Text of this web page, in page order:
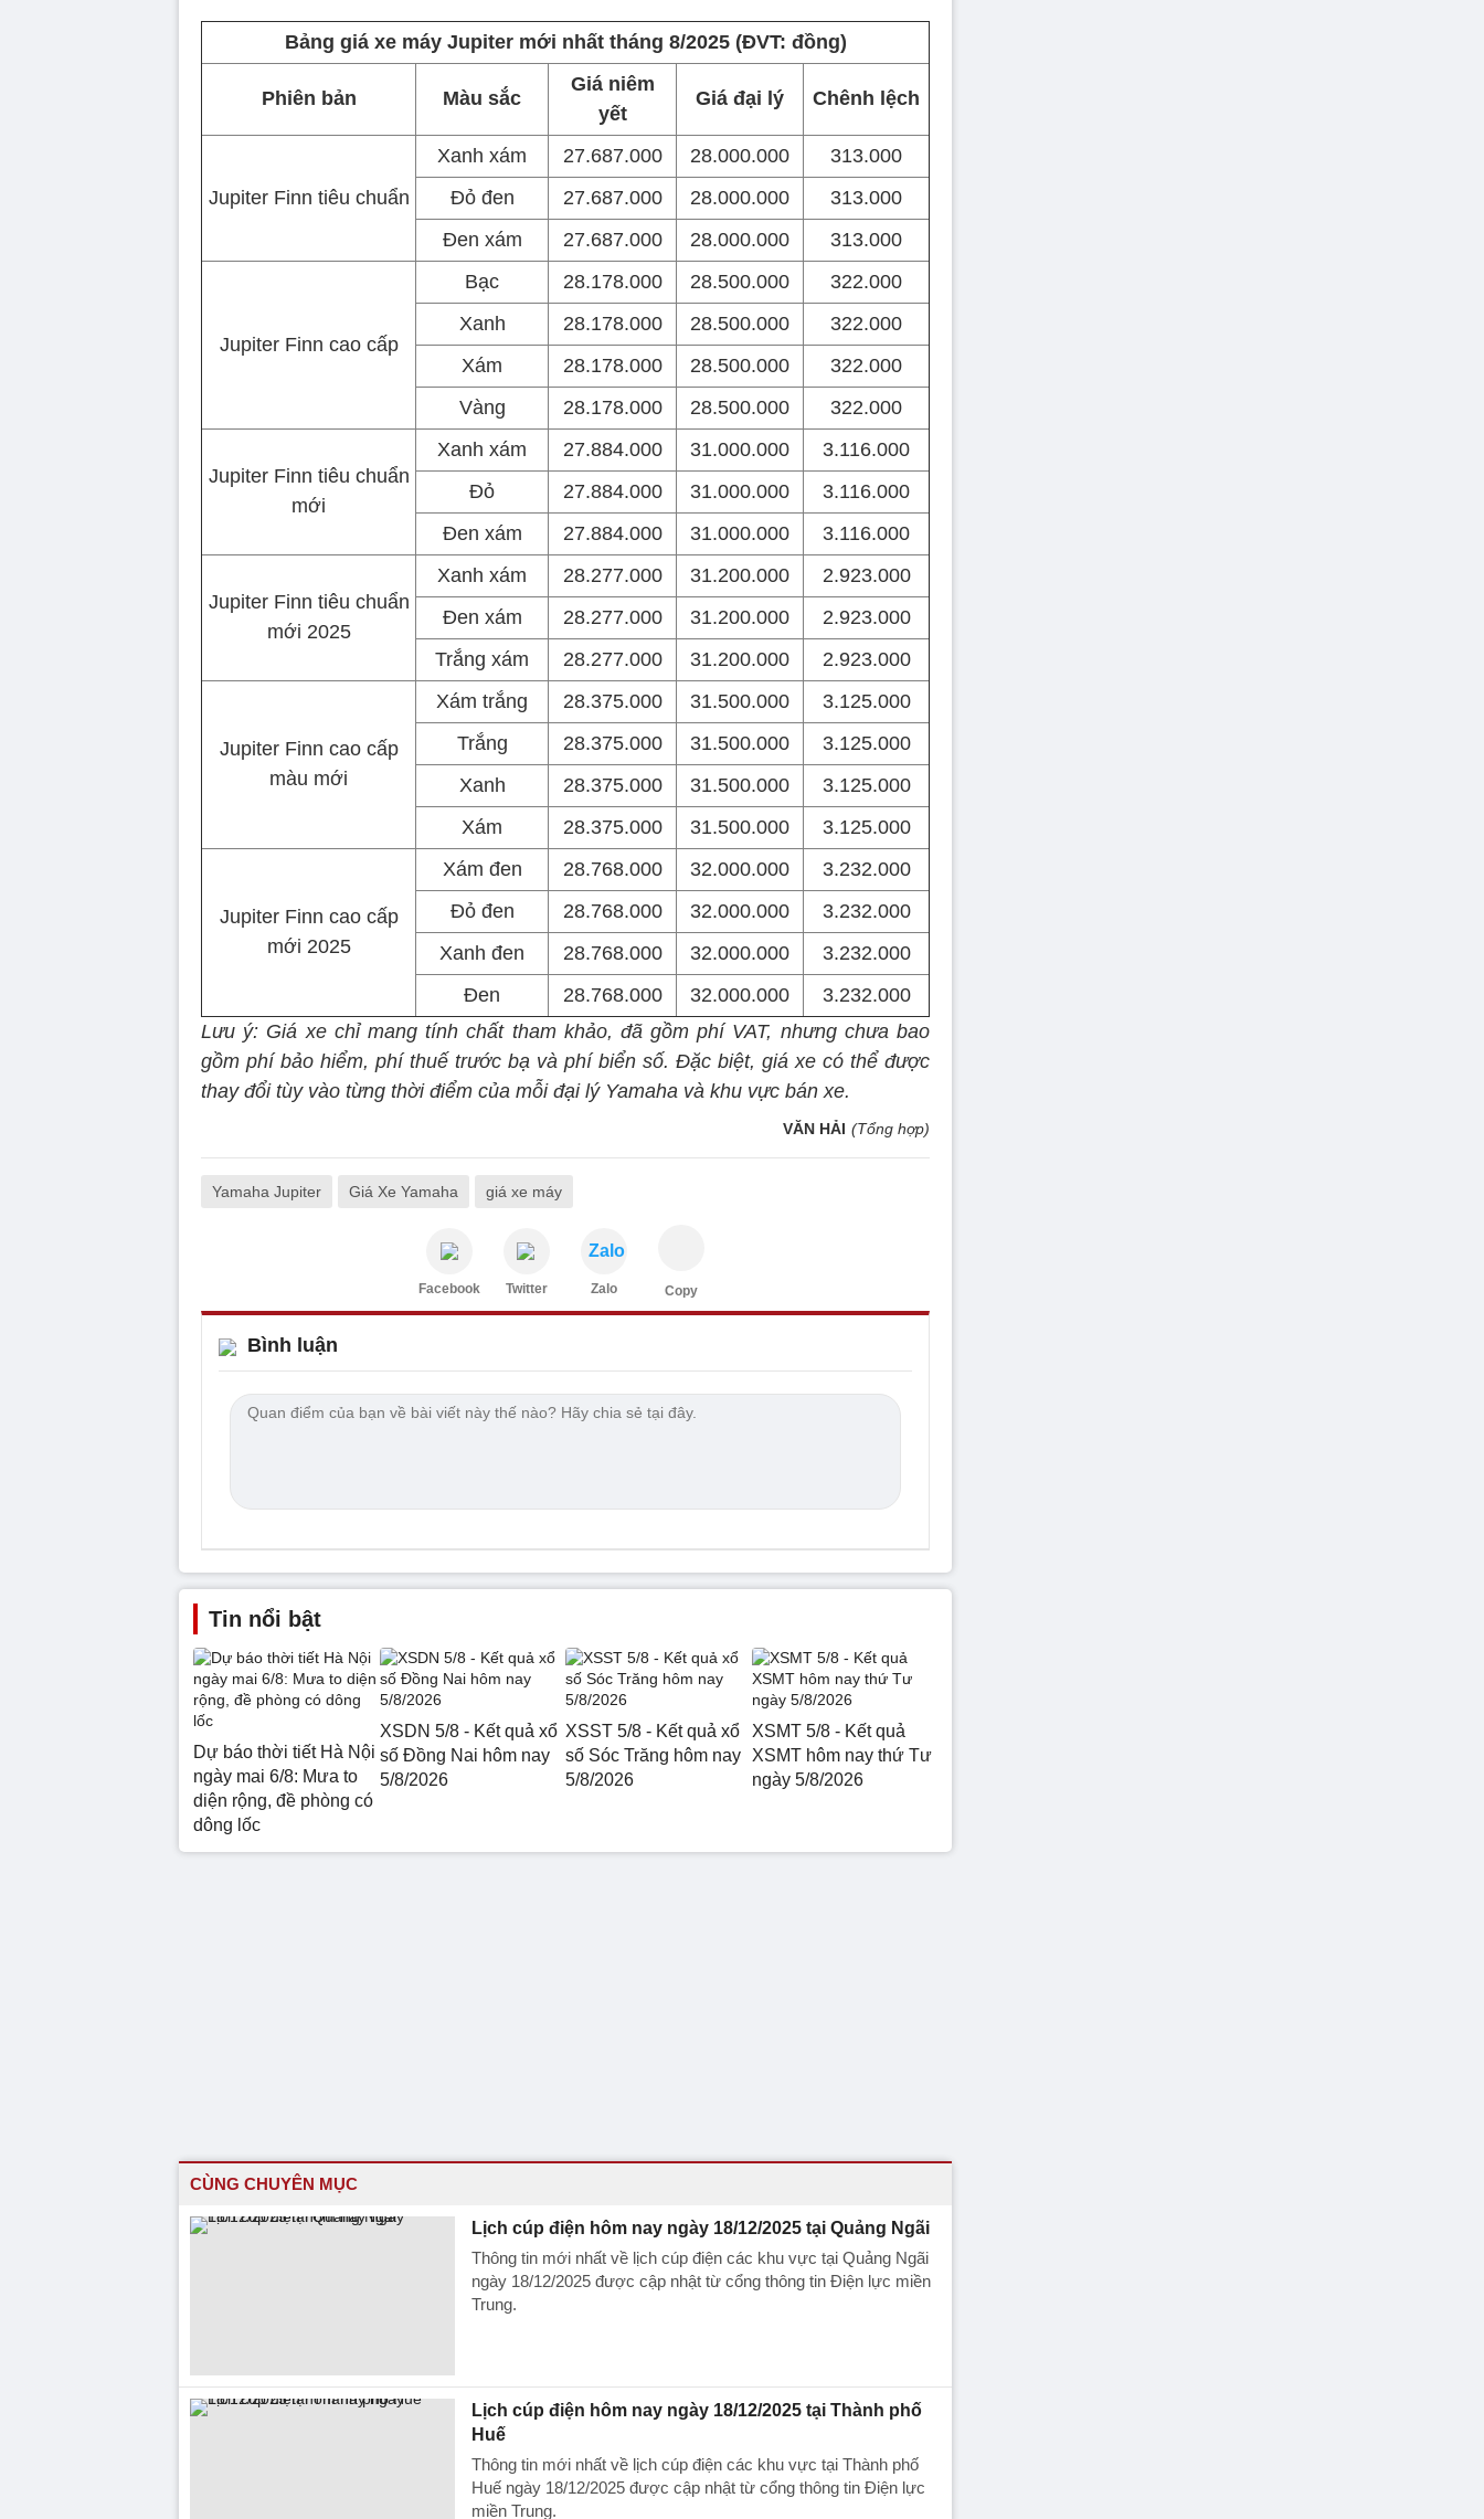
Bảng giá xe máy Jupiter mới nhất tháng 8/2025 (ĐVT: đồng)
Phiên bản Màu sắc
Giá niêm
yết
Giá đại lý Chênh lệch
Jupiter Finn tiêu chuẩn
Xanh xám 27.687.000 28.000.000
313.000
Đỏ đen
27.687.000 28.000.000
313.000
Đen xám
27.687.000 28.000.000 313.000
Jupiter Finn cao cấp
Bạc 28.178.000 28.500.000
322.000
Xanh
28.178.000 28.500.000
322.000
Xám
28.178.000 28.500.000
322.000
Vàng
28.178.000 28.500.000 322.000
Jupiter Finn tiêu chuẩn
mới
Xanh xám 27.884.000 31.000.000
3.116.000
Đỏ
27.884.000 31.000.000
3.116.000
Đen xám
27.884.000 31.000.000 3.116.000
Jupiter Finn tiêu chuẩn
mới 2025
Xanh xám 28.277.000 31.200.000
2.923.000
Đen xám
28.277.000 31.200.000
2.923.000
Trắng xám
28.277.000 31.200.000 2.923.000
Jupiter Finn cao cấp
màu mới
Xám trắng 28.375.000 31.500.000
3.125.000
Trắng
28.375.000 31.500.000
3.125.000
Xanh
28.375.000 31.500.000
3.125.000
Xám
28.375.000 31.500.000 3.125.000
Jupiter Finn cao cấp
mới 2025
Xám đen 28.768.000 32.000.000
3.232.000
Đỏ đen
28.768.000 32.000.000
3.232.000
Xanh đen
28.768.000 32.000.000
3.232.000
Đen
28.768.000 32.000.000
3.232.000
Lưu ý: Giá xe chỉ mang tính chất tham khảo, đã gồm phí VAT, nhưng chưa bao
gồm phí bảo hiểm, phí thuế trước bạ và phí biển số. Đặc biệt, giá xe có thể được
thay đổi tùy vào từng thời điểm của mỗi đại lý Yamaha và khu vực bán xe.
VĂN HẢI (Tổng hợp)
Yamaha Jupiter Giá Xe Yamaha giá xe máy
Facebook Twitter
Zalo
Zalo Copy
Bình luận
Tin nổi bật
Dự báo thời tiết Hà Nội
ngày mai 6/8: Mưa to
diện rộng, đề phòng có
dông lốc
XSDN 5/8 - Kết quả xổ
số Đồng Nai hôm nay
5/8/2026
XSST 5/8 - Kết quả xổ
số Sóc Trăng hôm nay
5/8/2026
XSMT 5/8 - Kết quả
XSMT hôm nay thứ Tư
ngày 5/8/2026
CÙNG CHUYÊN MỤC
Lịch cúp điện hôm nay ngày 18/12/2025 tại Quảng Ngãi
Thông tin mới nhất về lịch cúp điện các khu vực tại Quảng Ngãi
ngày 18/12/2025 được cập nhật từ cổng thông tin Điện lực miền
Trung.
Lịch cúp điện hôm nay ngày 18/12/2025 tại Thành phố
Huế
Thông tin mới nhất về lịch cúp điện các khu vực tại Thành phố
Huế ngày 18/12/2025 được cập nhật từ cổng thông tin Điện lực
miền Trung.